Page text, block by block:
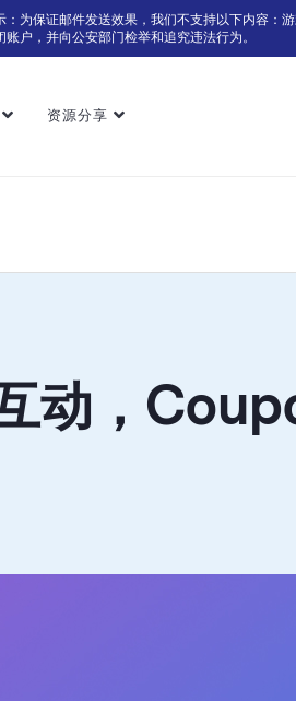
：为保证邮件发送效果，我们不支持以下内容：
账户，并向公安部门检举和追究违法行为。
资源分享
动，